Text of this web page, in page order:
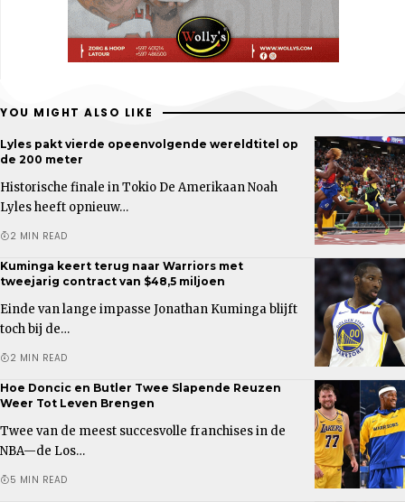
YOU MIGHT ALSO LIKE
Lyles pakt vierde opeenvolgende wereldtitel op
de 200 meter
Historische finale in Tokio De Amerikaan Noah
Lyles heeft opnieuw…
2 MIN READ
Kuminga keert terug naar Warriors met
tweejarig contract van $48,5 miljoen
Einde van lange impasse Jonathan Kuminga blijft
toch bij de…
2 MIN READ
Hoe Doncic en Butler Twee Slapende Reuzen
Weer Tot Leven Brengen
Twee van de meest succesvolle franchises in de
NBA—de Los…
5 MIN READ